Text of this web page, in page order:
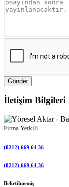
Gönder
İletişim Bilgileri
Firma Yetkili
(0212) 669 64 36
(0212) 669 64 36
Belirtilmemiş